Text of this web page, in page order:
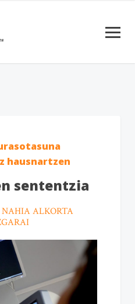
hausnartzen
sententzia
NAHIA ALKORTA